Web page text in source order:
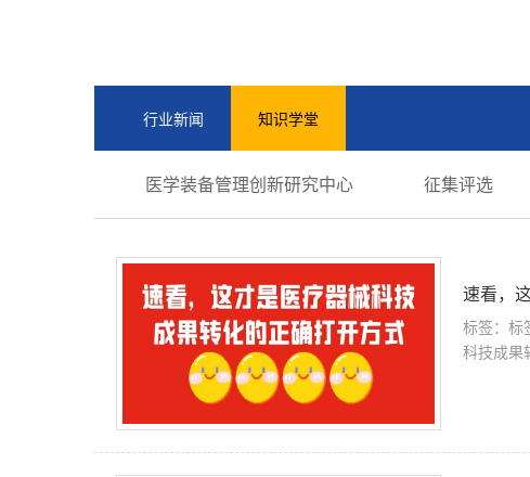
行业新闻 知识学堂
医学装备管理创新研究中心 征集评选
速看，
标签：标
科技成果